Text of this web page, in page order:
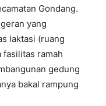
Gondang.
yang
laktasi (ruang
ramah
gedung
bakal rampung